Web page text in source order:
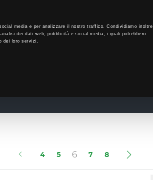
media e per analizzare il nostro traffico. Condividiamo inoltre
dei dati web, pubblicità e social media, i quali potrebbero
dei loro servizi.
4 5 6(current)
7 8